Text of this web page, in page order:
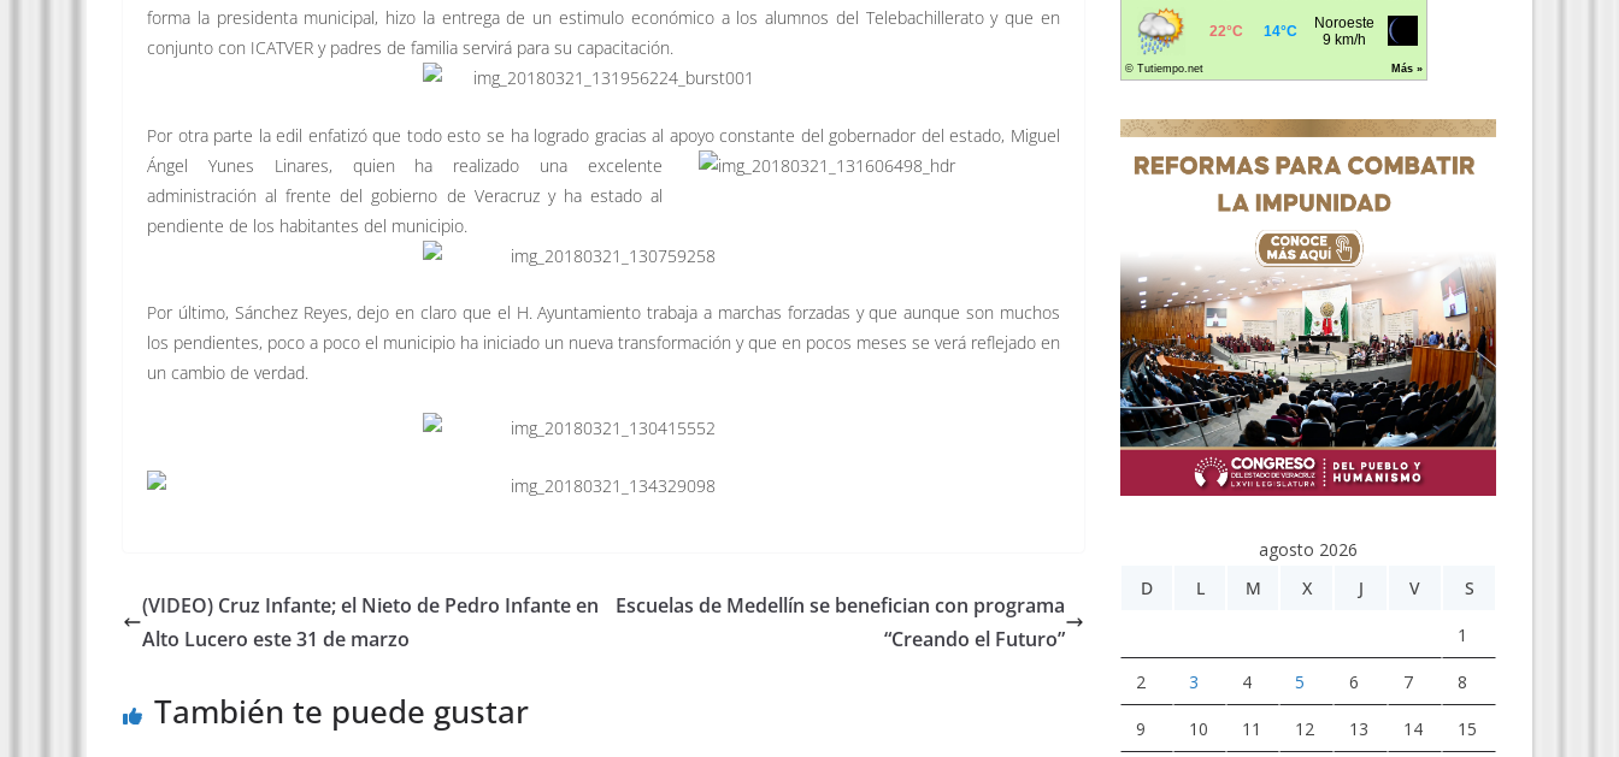
forma la presidenta municipal, hizo la entrega de un estimulo económico a los alumnos del Telebachillerato y que en
conjunto con ICATVER y padres de familia servirá para su capacitación.
Por otra parte la edil enfatizó que todo esto se ha logrado gracias al apoyo constante del gobernador del estado, Miguel
Ángel Yunes Linares, quien ha realizado una excelente
administración al frente del gobierno de Veracruz y ha estado al
pendiente de los habitantes del municipio.
Por último, Sánchez Reyes, dejo en claro que el H. Ayuntamiento trabaja a marchas forzadas y que aunque son muchos
los pendientes, poco a poco el municipio ha iniciado un nueva transformación y que en pocos meses se verá reflejado en
un cambio de verdad.
(VIDEO) Cruz Infante; el Nieto de Pedro Infante en
Alto Lucero este 31 de marzo
Escuelas de Medellín se benefician con programa
“Creando el Futuro”
También te puede gustar
agosto 2026
D
L M X J V S
1
2 3 4 5 6 7 8
9 10 11 12 13 14 15